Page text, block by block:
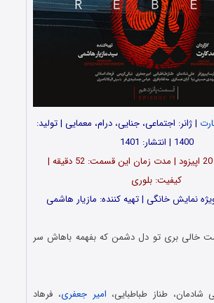
| ژانر: اجتماعی، جنایی، درام، معمایی | تولید:
1400 | انتشار: 1401
تعداد قسمت‎ها: 20 اپیزود | مدت زمان این قسمت: 52 دقیقه |
کیفیت: بلوری
خالی بری تو دل دشمن که بفهمه باهاش سر
شادمان، طناز طباطبایی، امیر جعفری، فرهاد